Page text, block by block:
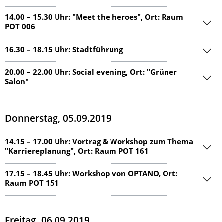
14.00 – 15.30 Uhr: "Meet the heroes", Ort: Raum
POT 006
16.30 – 18.15 Uhr: Stadtführung
20.00 – 22.00 Uhr: Social evening, Ort: "Grüner
Salon"
Donnerstag, 05.09.2019
14.15 – 17.00 Uhr: Vortrag & Workshop zum Thema
"Karriereplanung", Ort: Raum POT 161
17.15 – 18.45 Uhr: Workshop von OPTANO, Ort:
Raum POT 151